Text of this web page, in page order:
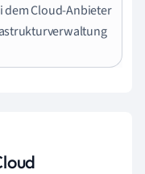
dem Cloud-Anbieter